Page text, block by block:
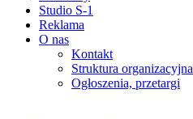
Studio S-1
Reklama
O nas
Kontakt
Struktura organizacyjna
Ogłoszenia, przetargi